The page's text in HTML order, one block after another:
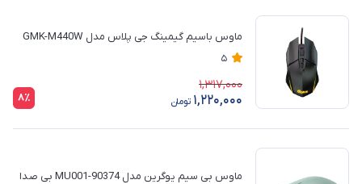
ماوس باسیم گیمینگ جی پلاس مدل GMK-M440W
5
1,317,000
1,220,000 تومان 8٪
ماوس بی‌ سیم یوگرین مدل MU001-90374 بی صدا